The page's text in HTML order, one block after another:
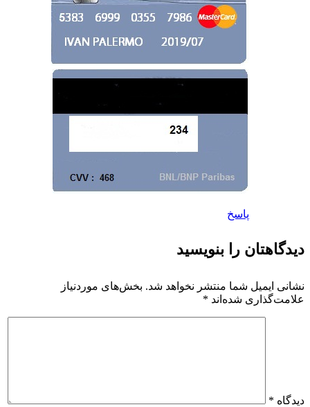
پاسخ
دیدگاهتان را بنویسید
نشانی ایمیل شما منتشر نخواهد شد. بخش‌های موردنیاز
علامت‌گذاری شده‌اند *
دیدگاه *